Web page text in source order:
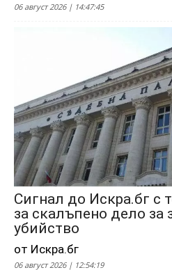
06 август 2026 | 14:47:45
Сигнал до Искра.бг с
за скалъпено дело за
убийство
от Искра.бг
06 август 2026 | 12:54:19